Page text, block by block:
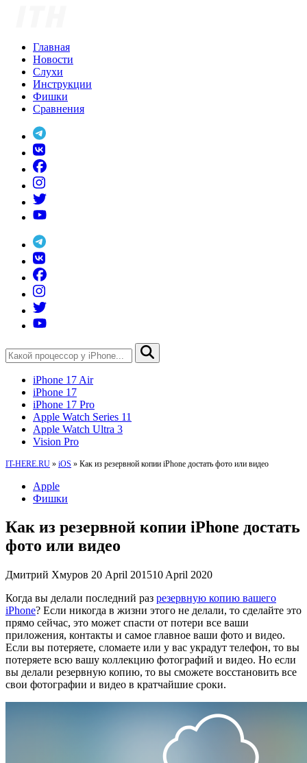
Главная
Новости
Слухи
Инструкции
Фишки
Сравнения
iPhone 17 Air
iPhone 17
iPhone 17 Pro
Apple Watch Series 11
Apple Watch Ultra 3
Vision Pro
IT-HERE.RU » iOS » Как из резервной копии iPhone достать фото или видео
Apple
Фишки
Как из резервной копии iPhone достать
фото или видео
Дмитрий Хмуров 20 April 201510 April 2020
Когда вы делали последний раз резервную копию вашего
iPhone? Если никогда в жизни этого не делали, то сделайте это
прямо сейчас, это может спасти от потери все ваши
приложения, контакты и самое главное ваши фото и видео.
Если вы потеряете, сломаете или у вас украдут телефон, то вы
потеряете всю вашу коллекцию фотографий и видео. Но если
вы делали резервную копию, то вы сможете восстановить все
свои фотографии и видео в кратчайшие сроки.